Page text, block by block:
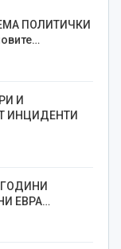
ПОЛИТИЧКИ
И
ИНЦИДЕНТИ
ГОДИНИ
ЕВРА…